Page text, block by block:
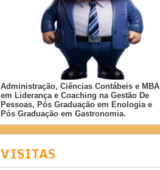
Administração, Ciências Contábeis e MBA
em Liderança e Coaching na Gestão De
Pessoas, Pós Graduação em Enologia e
Pós Graduação em Gastronomia.
VISITAS